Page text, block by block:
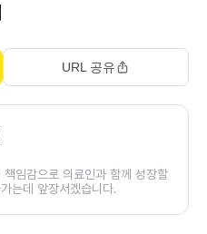
URL 공유
임감으로 의료인과 함께 성장할
는데 앞장서겠습니다.